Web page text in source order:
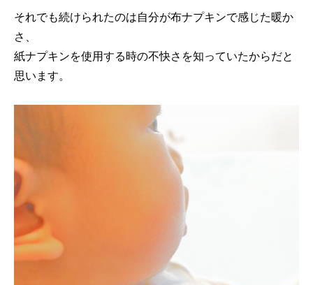
それでも続けられたのは自分が布ナプキンで感じた暖か
さ、
紙ナプキンを使用する時の不快さを知っていたからだと
思います。